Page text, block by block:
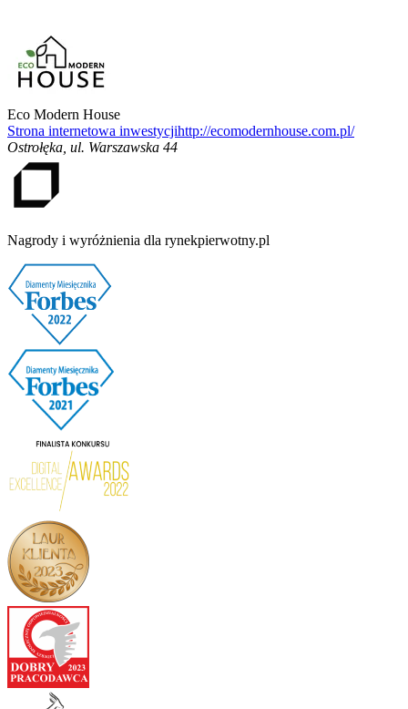
Eco Modern House
Strona internetowa inwestycjihttp://ecomodernhouse.com.pl/
Ostrołęka ul. Warszawska 44
Nagrody i wyróżnienia dla rynekpierwotny.pl